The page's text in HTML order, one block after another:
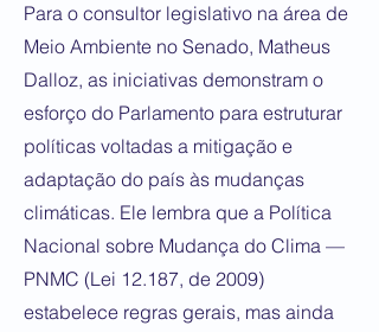
Para o consultor legislativo na área de
Meio Ambiente no Senado, Matheus
Dalloz, as iniciativas demonstram o
esforço do Parlamento para estruturar
políticas voltadas a mitigação e
adaptação do país às mudanças
climáticas. Ele lembra que a Política
Nacional sobre Mudança do Clima —
PNMC (Lei 12.187, de 2009)
estabelece regras gerais, mas ainda